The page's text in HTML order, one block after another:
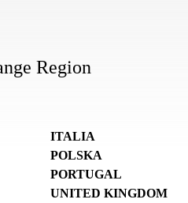
Region
ITALIA
POLSKA
PORTUGAL
UNITED KINGDOM